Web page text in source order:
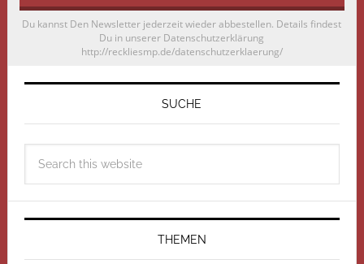
Du kannst Den Newsletter jederzeit wieder abbestellen. Details findest
Du in unserer Datenschutzerklärung
http://reckliesmp.de/datenschutzerklaerung/
SUCHE
THEMEN